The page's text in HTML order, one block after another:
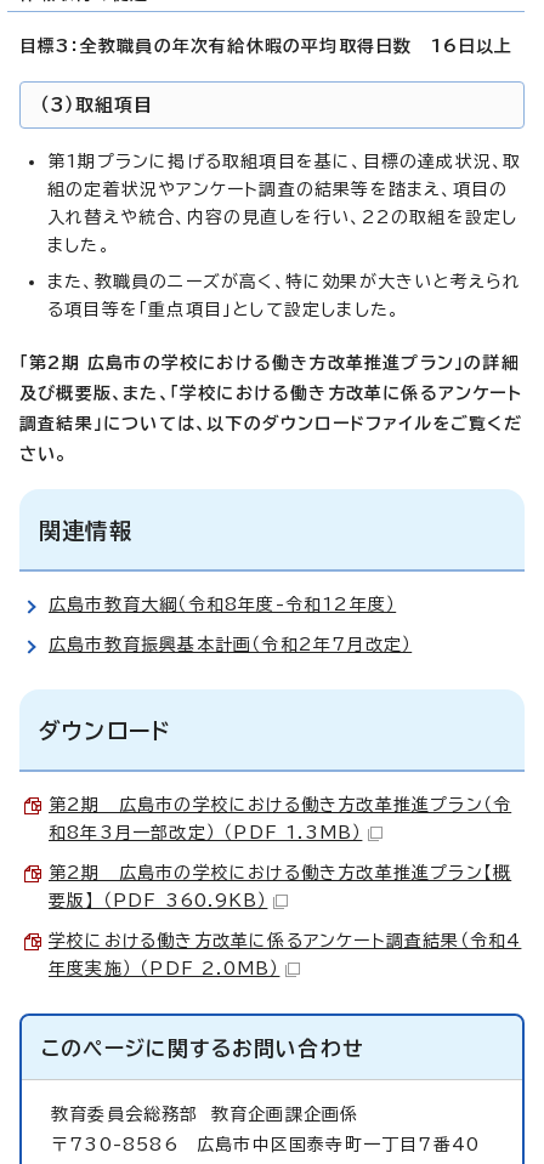
目標3： 全教職員の年次有給休暇の平均取得日数 16日以上
（3）取組項目
第1期プランに掲げる取組項目を基に、目標の達成状況、取
組の定着状況やアンケート調査の結果等を踏まえ、項目の
入れ替えや統合、内容の見直しを行い、22の取組を設定し
ました。
また、教職員のニーズが高く、特に効果が大きいと考えられ
る項目等を「重点項目」として設定しました。
「第2期 広島市の学校における働き方改革推進プラン」の詳細
及び概要版、また、「学校における働き方改革に係るアンケート
調査結果」については、以下のダウンロードファイルをご覧くだ
さい。
関連情報
広島市教育大綱（令和8年度-令和12年度）
広島市教育振興基本計画（令和2年7月改定）
ダウンロード
第2期 広島市の学校における働き方改革推進プラン（令
和8年3月一部改定） （PDF 1.3MB）
第2期 広島市の学校における働き方改革推進プラン【概
要版】 （PDF 360.9KB）
学校における働き方改革に係るアンケート調査結果（令和4
年度実施） （PDF 2.0MB）
このページに関するお問い合わせ
教育委員会総務部 教育企画課企画係
〒730-8586 広島市中区国泰寺町一丁目7番40